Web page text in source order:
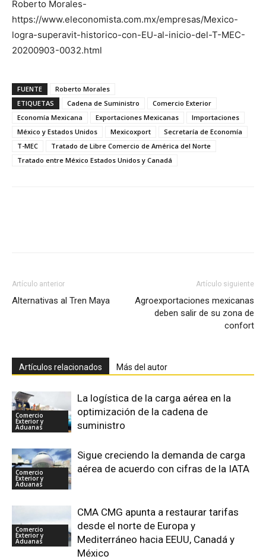
Roberto Morales-
https://www.eleconomista.com.mx/empresas/Mexico-
logra-superavit-historico-con-EU-al-inicio-del-T-MEC-
20200903-0032.html
FUENTE
Roberto Morales
ETIQUETAS
Cadena de Suministro
Comercio Exterior
Economía Mexicana
Exportaciones Mexicanas
Importaciones
México y Estados Unidos
Mexicoxport
Secretaría de Economía
T-MEC
Tratado de Libre Comercio de América del Norte
Tratado entre México Estados Unidos y Canadá
Artículo anterior
Alternativas al Tren Maya
Artículo siguiente
Agroexportaciones mexicanas
deben salir de su zona de
confort
Artículos relacionados Más del autor
Comercio
Exterior y
Aduanas
La logística de la carga aérea en la
optimización de la cadena de
suministro
Comercio
Exterior y
Aduanas
Sigue creciendo la demanda de carga
aérea de acuerdo con cifras de la IATA
Comercio
Exterior y
Aduanas
CMA CMG apunta a restaurar tarifas
desde el norte de Europa y
Mediterráneo hacia EEUU, Canadá y
México